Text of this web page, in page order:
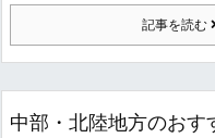
記事を読む
中部・北陸地方のおす